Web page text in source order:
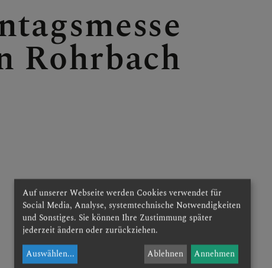
Rohrbach
Auf unserer Webseite werden Cookies verwendet für
Social Media, Analyse, systemtechnische Notwendigkeiten
und Sonstiges. Sie können Ihre Zustimmung später
jederzeit ändern oder zurückziehen.
Auswählen... Ablehnen Annehmen